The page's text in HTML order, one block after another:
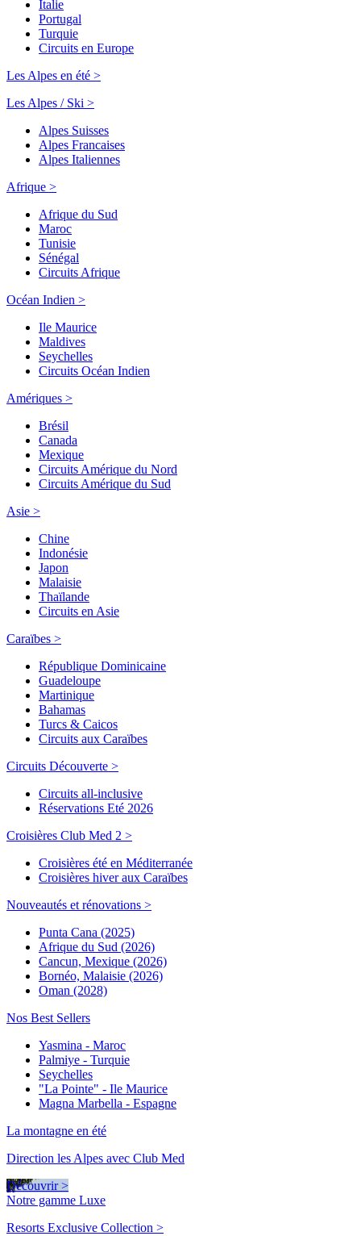
Italie
Portugal
Turquie
Circuits en Europe
Les Alpes en été >
Les Alpes / Ski >
Alpes Suisses
Alpes Francaises
Alpes Italiennes
Afrique >
Afrique du Sud
Maroc
Tunisie
Sénégal
Circuits Afrique
Océan Indien >
Ile Maurice
Maldives
Seychelles
Circuits Océan Indien
Amériques >
Brésil
Canada
Mexique
Circuits Amérique du Nord
Circuits Amérique du Sud
Asie >
Chine
Indonésie
Japon
Malaisie
Thaïlande
Circuits en Asie
Caraïbes >
République Dominicaine
Guadeloupe
Martinique
Bahamas
Turcs & Caicos
Circuits aux Caraïbes
Circuits Découverte >
Circuits all-inclusive
Réservations Eté 2026
Croisières Club Med 2 >
Croisières été en Méditerranée
Croisières hiver aux Caraïbes
Nouveautés et rénovations >
Punta Cana (2025)
Afrique du Sud (2026)
Cancun, Mexique (2026)
Bornéo, Malaisie (2026)
Oman (2028)
Nos Best Sellers
Yasmina - Maroc
Palmiye - Turquie
Seychelles
"La Pointe" - Ile Maurice
Magna Marbella - Espagne
La montagne en été
Direction les Alpes avec Club Med
Découvrir >
Notre gamme Luxe
Resorts Exclusive Collection >